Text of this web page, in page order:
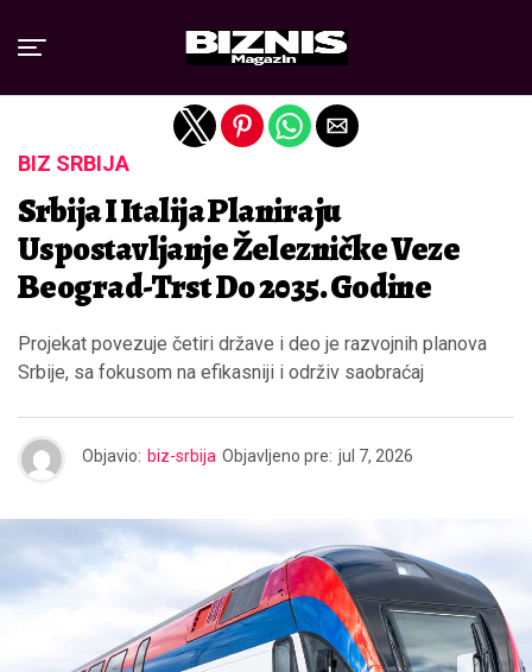
BIZ SRBIJA
Srbija I Italija Planiraju
Uspostavljanje Železničke Veze
Beograd-Trst Do 2035. Godine
Projekat povezuje četiri države i deo je razvojnih planova
Srbije, sa fokusom na efikasniji i održiv saobraćaj
Objavio: biz-srbija Objavljeno pre: jul 7, 2026
Exit mobile version